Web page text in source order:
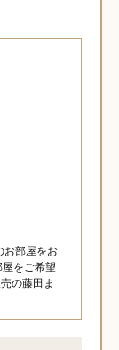
お部屋をお
をご希望
の藤田ま